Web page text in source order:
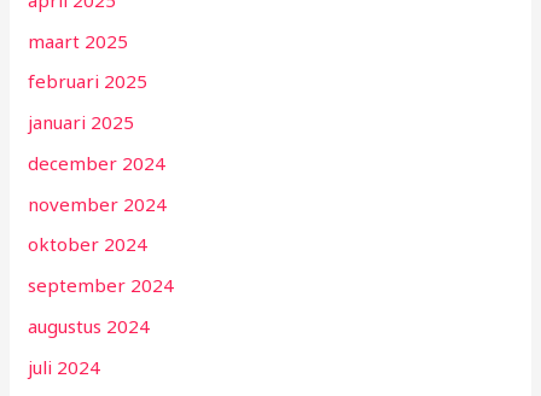
maart 2025
februari 2025
januari 2025
december 2024
november 2024
oktober 2024
september 2024
augustus 2024
juli 2024